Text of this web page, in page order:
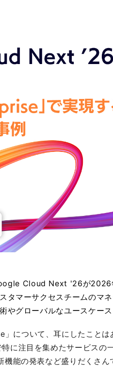
Cloud Next '26が
タマーサクセスチームのマ
やグローバルなユースケー
について、耳にしたことは
注目を集めたサービスの
能の発表など盛りだくさん